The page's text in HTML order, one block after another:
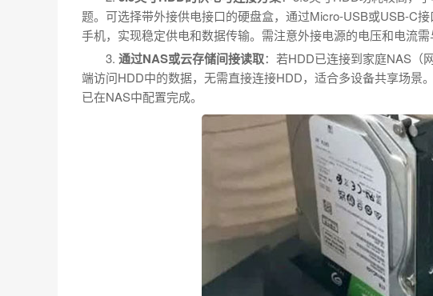
题。可选择带外接供电接口的硬盘盒，通过Micro-USB或USB-C
手机，实现稳定供电和数据传输。需注意外接电源的电压和电流需
3. 通过NAS或云存储间接读取：若HDD已连接到家庭NAS（
端访问HDD中的数据，无需直接连接HDD，适合多设备共享场景
已在NAS中配置完成。